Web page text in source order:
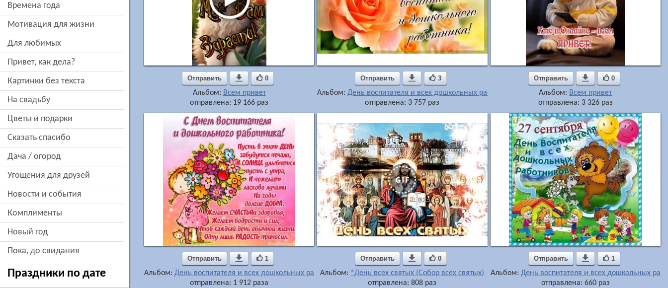
времена года
мотивация для жизни
для любимых
привет, как дела?
картинки без текста
на свадьбу
цветы и подарки
сказать спасибо
дача / огород
угощения для друзей
новости и события
комплименты
новый год
пока, до свидания
Праздники по дате
Отправить  0
Альбом: Всем привет
отправлена: 19 166 раз
Отправить  3
Альбом:День воспитателя и всех дошкольных работников
отправлена: 3 757 раз
Отправить  0
Альбом: Всем привет
отправлена: 3 326 раз
Отправить  1
Альбом: День воспитателя и всех дошкольных работников
отправлена: 1 912 раза
Отправить  0
Альбом: *День всех святых (Собор всех святых)
отправлена: 808 раз
Отправить  1
Альбом: День воспитателя и всех дошкольных
отправлена: 660 раз